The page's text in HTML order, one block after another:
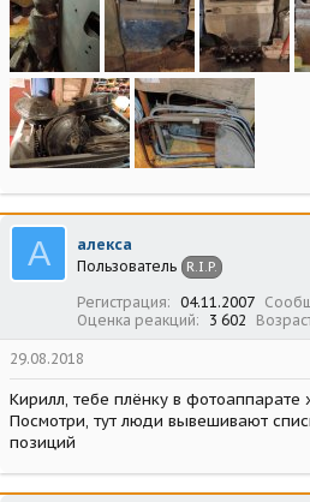
А алекса
Пользователь R.I.P.
Регистрация 04.11.2007
Оценка реакций
3 602
29.08.2018
Кирилл, тебе плёнку в фотоаппарате
Посмотри, тут люди вывешивают
позиций